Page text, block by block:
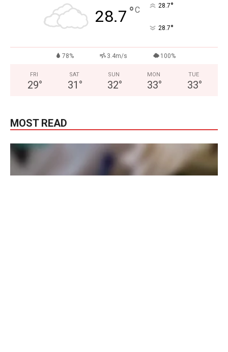
28.7 °C 28.7°
28.7°
78% 3.4m/s 100%
FRI
29°
SAT
31 °
SUN
32°
MON
33°
TUE
33°
MOST READ